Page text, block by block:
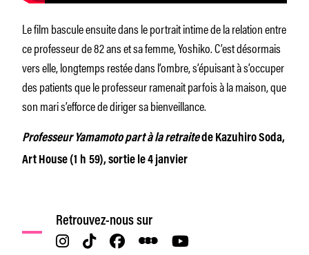
Le film bascule ensuite dans le portrait intime de la relation entre
ce professeur de 82 ans et sa femme, Yoshiko. C’est désormais
vers elle, longtemps restée dans l’ombre, s’épuisant à s’occuper
des patients que le professeur ramenait parfois à la maison, que
son mari s’efforce de diriger sa bienveillance.
Professeur Yamamoto part à la retraitede Kazuhiro Soda,
Art House (1 h 59), sortie le 4 janvier
Retrouvez-nous sur